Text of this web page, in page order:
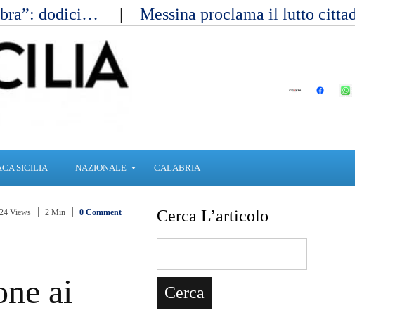
dodici… Messina proclama il lutto cittadino
SICILIA NAZIONALE
a
CALABRIA
Views 2 Min 0 Comment
ai
Cerca L’articolo